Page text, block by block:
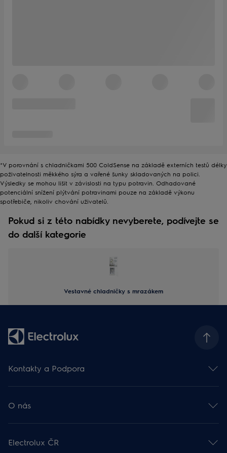
*V porovnání s chladničkami 500 ColdSense na základě externích testů délky
poživatelnosti měkkého sýra a vařené šunky skladovaných na polici.
Výsledky se mohou lišit v závislosti na typu potravin. Odhadované
potenciální snížení plýtvání potravinami pouze na základě výkonu
spotřebiče, nikoliv chování uživatelů.
Pokud si z této nabídky nevyberete, podívejte se
do další kategorie
Vestavné chladničky s mrazákem
Kontakty a Podpora
Odběr newsletteru
Facebook 🡕
Instagram 🡕
TikTok 🡕
O nás
Finanční informace 🡕
Udržitelnost 🡕
Electrolux ČR